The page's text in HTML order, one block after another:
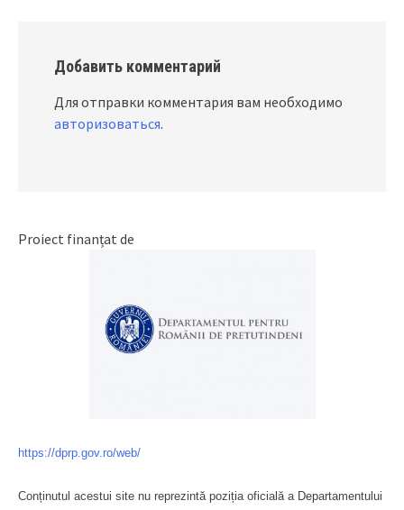
Добавить комментарий
Для отправки комментария вам необходимо
авторизоваться.
Proiect finanțat de
https://dprp.gov.ro/web/
Conținutul acestui site nu reprezintă poziția oficială a Departamentului